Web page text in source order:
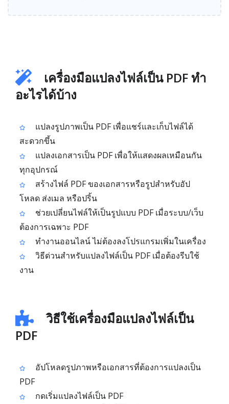
เครื่องมือแปลงไฟล์เป็น PDF ทำ
อะไรได้บ้าง
แปลงรูปภาพเป็น PDF เพื่อแชร์และเก็บไฟล์ได้
สะดวกขึ้น
แปลงเอกสารเป็น PDF เพื่อให้แสดงผลเหมือนกัน
ทุกอุปกรณ์
สร้างไฟล์ PDF ของเอกสารหรือรูปสำหรับอัป
โหลด ส่งเมล หรือปริ้น
ช่วยเปลี่ยนไฟล์ให้เป็นรูปแบบ PDF เมื่อระบบ/เว็บ
ต้องการเฉพาะ PDF
ทำงานออนไลน์ ไม่ต้องลงโปรแกรมเพิ่มในเครื่อง
วิธีด่วนสำหรับแปลงไฟล์เป็น PDF เมื่อต้องรีบใช้
งาน
วิธีใช้เครื่องมือแปลงไฟล์เป็น
PDF
อัปโหลดรูปภาพหรือเอกสารที่ต้องการแปลงเป็น
PDF
กดเริ่มแปลงไฟล์เป็น PDF